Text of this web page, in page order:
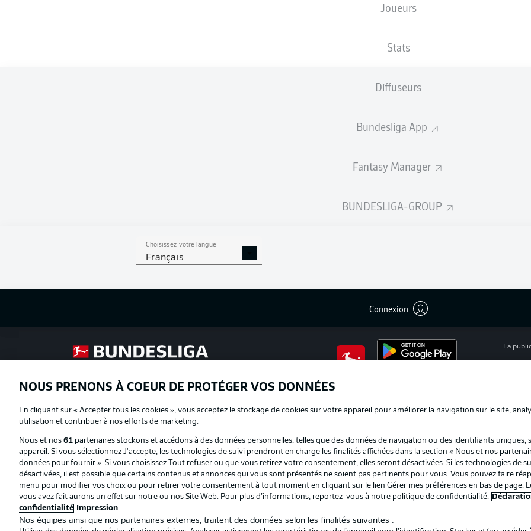
Joueurs
Stats
Diffuseurs
Bundesliga App
Fantasy Manager
BUNDESLIGA-GROUP
Choisissez votre langue
Français
Connexion
Publicité
La
NOUS PRENONS À COEUR DE PROTÉGER VOS DONNÉES
En cliquant sur « Accepter tous les cookies », vous acceptez le stockage de cookies sur votre appareil pour améliorer la navigation sur le site,
utilisation et contribuer à nos efforts de marketing.
Nous et nos 61 partenaires stockons et accédons à des données personnelles, telles que des données de navigation ou des identifiants uniques,
appareil. Si vous sélectionnez J'accepte, les technologies de suivi prendront en charge les finalités affichées dans la section « Nous et nos
données pour fournir ». Si vous choisissez Tout refuser ou que vous retirez votre consentement, elles seront désactivées. Si les technologies de
désactivées, il est possible que certains contenus et annonces qui vous sont présentés ne soient pas pertinents pour vous. Vous pouvez faire
menu pour modifier vos choix ou pour retirer votre consentement à tout moment en cliquant sur le lien Gérer mes préférences en bas de page.
vous avez fait aurons un effet sur notre ou nos Site Web. Pour plus d’informations, reportez-vous à notre politique de confidentialité.
confidentialité
Impression
Nos équipes ainsi que nos partenaires externes, traitent des données selon les finalités suivantes :